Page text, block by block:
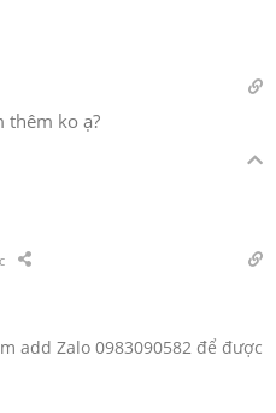
thêm ko ạ?
add Zalo 0983090582 để được